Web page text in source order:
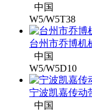
中国
W5/W5T38
台州市乔博机
中国
W5/W5D10
宁波凯嘉传动
中国